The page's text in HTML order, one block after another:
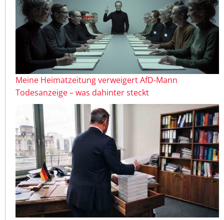
Meine Heimatzeitung verweigert AfD-Mann
Todesanzeige – was dahinter steckt